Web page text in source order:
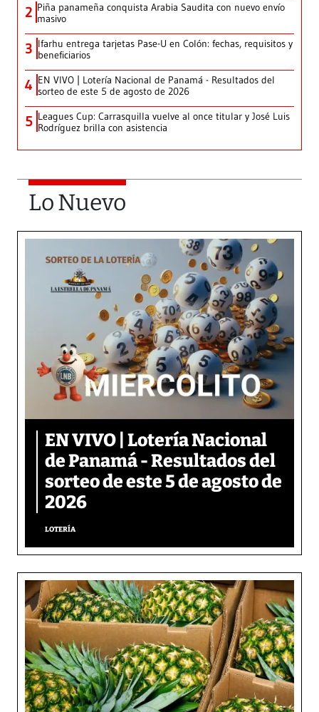
2 Piña panameña conquista Arabia Saudita con nuevo envío
masivo
3 Ifarhu entrega tarjetas Pase-U en Colón: fechas, requisitos y
beneficiarios
4 EN VIVO | Lotería Nacional de Panamá - Resultados del
sorteo de este 5 de agosto de 2026
5 Leagues Cup: Carrasquilla vuelve al once titular y José Luis
Rodríguez brilla con asistencia
Lo Nuevo
EN VIVO | Lotería Nacional
de Panamá - Resultados del
sorteo de este 5 de agosto de
2026
LOTERÍA